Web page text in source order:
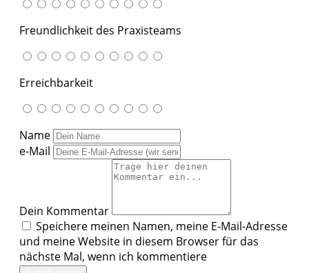
Freundlichkeit des Praxisteams
Erreichbarkeit
Name
e-Mail
Dein Kommentar
Speichere meinen Namen, meine E-Mail-Adresse
und meine Website in diesem Browser für das
nächste Mal, wenn ich kommentiere